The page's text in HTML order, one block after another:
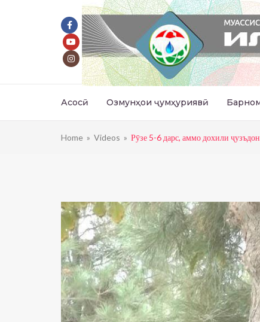
Асосӣ Озмунҳои ҷумҳуриявӣ
Home » Videos » Рӯзе 5-6 дарс, аммо дохили